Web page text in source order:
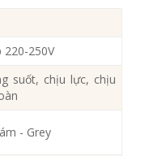
220-250V
suốt, chịu lực, chịu
- Grey